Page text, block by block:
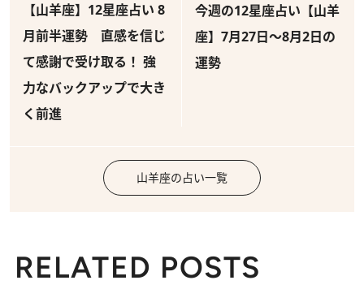
【山羊座】12星座占い 8
月前半運勢 直感を信じ
て感謝で受け取る！ 強
力なバックアップで大き
く前進
今週の12星座占い【山羊
座】7月27日～8月2日の
運勢
山羊座の占い一覧
RELATED POSTS